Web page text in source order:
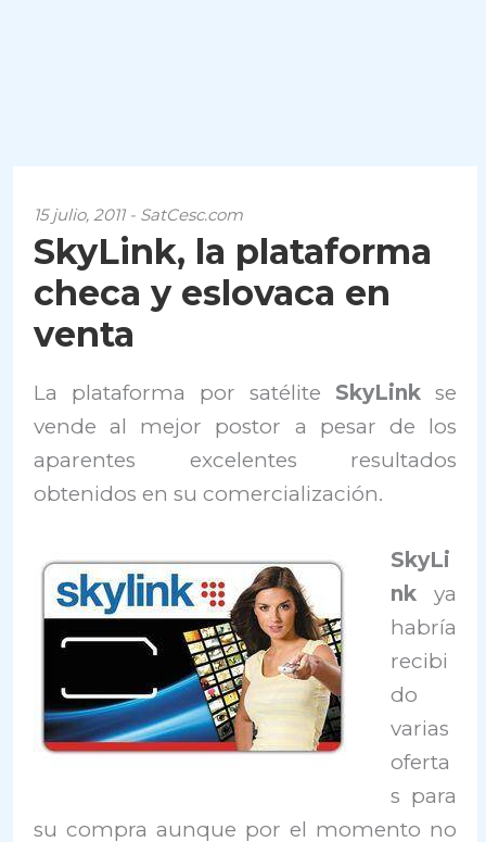
15 julio, 2011 - SatCesc.com
SkyLink, la plataforma
checa y eslovaca en
venta
La plataforma por satélite SkyLinkse
vende al mejor postor a pesar de los
aparentes excelentes resultados
obtenidos en su comercialización.
SkyLi
nkya
habría
recibi
do
varias
oferta
s para
su compra aunque por el momento no